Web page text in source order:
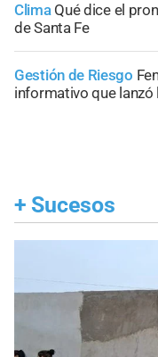
Clima Qué dice el
de Santa Fe
Gestión de Riesgo
informativo que lanzó
+ Sucesos